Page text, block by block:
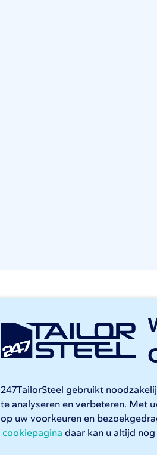
247TailorSteel gebruikt
te analyseren en verbeteren. Met
op uw voorkeuren en
cookiepagina daar kan u altijd nog
Bij 247TailorSteel
behandelen uw
uw eigen productie
rechthoekige en